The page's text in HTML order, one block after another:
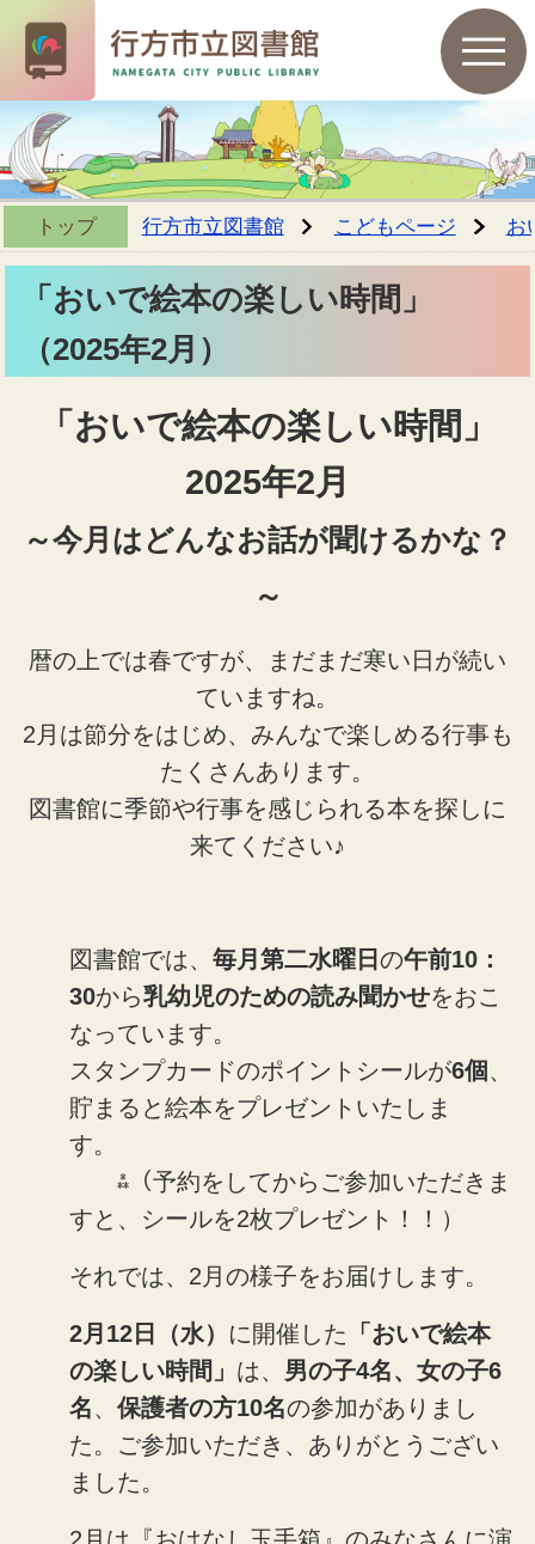
トップ 行方市立図書館 こどもページ お
「おいで絵本の楽しい時間」
（2025年2月）
「おいで絵本の楽しい時間」
2025年2月
～今月はどんなお話が聞けるかな？
～
暦の上では春ですが、まだまだ寒い日が続い
ていますね。
2月は節分をはじめ、みんなで楽しめる行事も
たくさんあります。
図書館に季節や行事を感じられる本を探しに
来てください♪
図書館では、 毎月第二水曜日 の午前10：
30から乳幼児のための読み聞かせをおこ
なっています。
スタンプカードのポイントシールが6個 、
貯まると絵本をプレゼントいたしま
す。
⁂（予約をしてからご参加いただきま
すと、シールを2枚プレゼント！！）
それでは、2月の様子をお届けします。
2月12日（水） に開催した 「おいで絵本
の楽しい時間」 は、 男の子4名、女の子6
名、 保護者の方10名の参加がありまし
た。ご参加いただき、ありがとうござい
ました。
2月は『おはなし玉手箱』のみなさんに演